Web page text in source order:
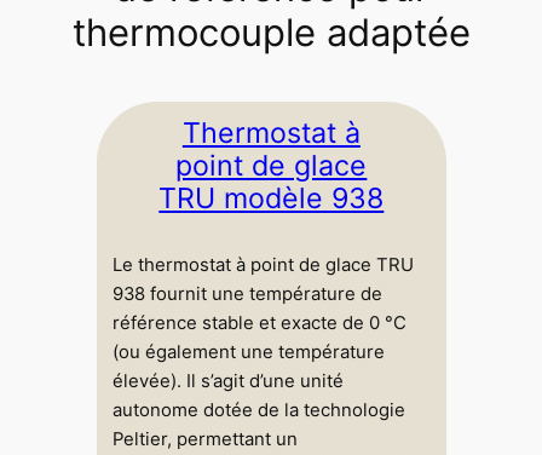
thermocouple adaptée
Thermostat à
point de glace
TRU modèle 938
Le thermostat à point de glace TRU
938 fournit une température de
référence stable et exacte de 0 °C
(ou également une température
élevée). Il s’agit d’une unité
autonome dotée de la technologie
Peltier, permettant un